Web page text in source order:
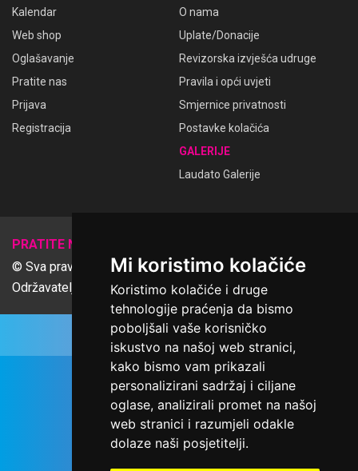
Mi koristimo kolačiće
Koristimo kolačiće i druge
tehnologije praćenja da bismo
poboljšali vaše korisničko
iskustvo na našoj web stranici,
kako bismo vam prikazali
personalizirani sadržaj i ciljane
oglase, analizirali promet na našoj
web stranici i razumjeli odakle
dolaze naši posjetitelji.
Kalendar
Web shop
Oglašavanje
Pratite nas
Prijava
Registracija
O nama
Uplate/Donacije
Revizorska izvješća udruge
Pravila i opći uvjeti
Smjernice privatnosti
Postavke kolačića
GALERIJE
Laudato Galerije
PRATITE NAS
© Sva prava pridržana Udruga Ime dobrote
Održavatelj Netcom d.o.o., Riva 6, Rijeka